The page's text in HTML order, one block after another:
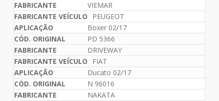
VIEMAR
PEUGEOT
Boxer 02/17
PD 5366
DRIVEWAY
FIAT
Ducato 02/17
N 96016
NAKATA